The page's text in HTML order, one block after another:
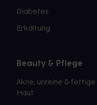
Diabetes
Erkältung
Beauty & Pflege
Akne, unreine & fettige
Haut